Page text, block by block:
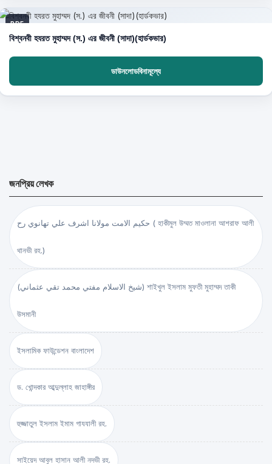
PDF
বিশ্বনবী হযরত মুহাম্মদ (স.) এর জীবনী (সাদা)(হার্ডকভার)
ডাউনলোডবিনামূল্যে
জনপ্রিয় লেখক
حكيم الامت مولانا اشرف علي تهانوي رح ( হাকীমুল উম্মত মাওলানা আশরাফ আলী
থানভী রহ.)
(شيخ الاسلام مفتي محمد تقي عثماني) শাইখুল ইসলাম মুফতী মুহাম্মদ তাকী
উসমানী
ইসলামিক ফাউন্ডেশন বাংলাদেশ
ড. খোন্দকার আব্দুল্লাহ জাহাঙ্গীর
হুজ্জাতুল ইসলাম ইমাম গাযযালী রহ.
সাইয়েদ আবুল হাসান আলী নদভী রহ.